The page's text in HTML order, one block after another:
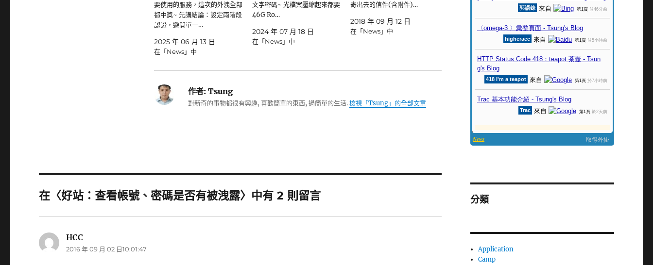
要使用的服務，這次的外洩全部
都中獎~ 先講結論：設定兩階段
認證，避開單一…
2025 年 06 月 13 日
在「News」中
文字密碼~ 光檔案壓縮起來都要
46G Ro…
2024 年 07 月 18 日
在「News」中
寄出去的信件(含附件)…
2018 年 09 月 12 日
在「News」中
作者:Tsung
對新奇的事物都很有興趣, 喜歡簡單的東西, 過簡單的生活.檢視「Tsung」的全部文章
在〈好站：查看帳號、密碼是否有被洩露〉中有 2 則留言
HCC
示:
2016 年 09 月 02 日10:01:47
分類
Application
Camp